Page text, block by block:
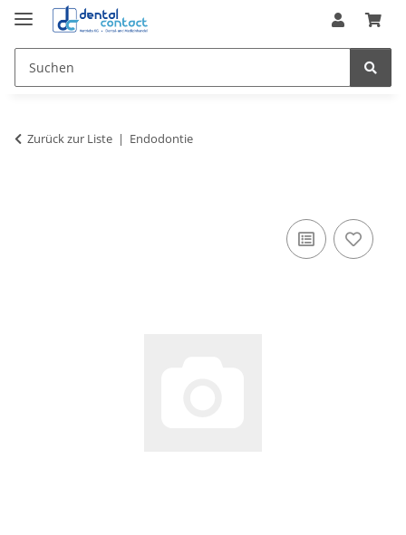
Zurück zur Liste Endodontie